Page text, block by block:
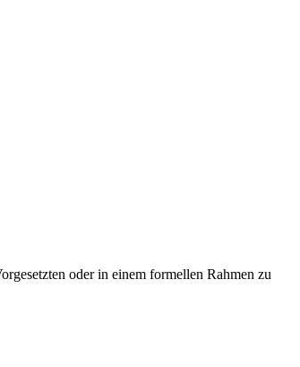
oder in einem formellen Rahmen zu